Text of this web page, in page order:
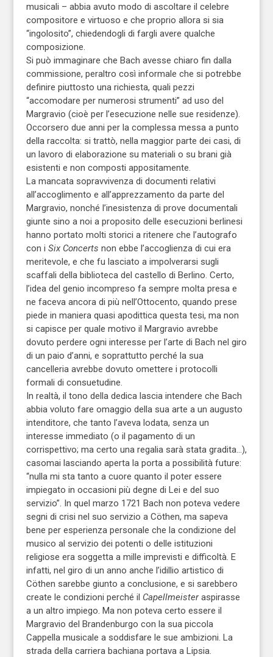
musicali – abbia avuto modo di ascoltare il celebre
compositore e virtuoso e che proprio allora si sia
“ingolosito”, chiedendogli di fargli avere qualche
composizione.
Si può immaginare che Bach avesse chiaro fin dalla
commissione, peraltro così informale che si potrebbe
definire piuttosto una richiesta, quali pezzi
“accomodare per numerosi strumenti” ad uso del
Margravio (cioè per l’esecuzione nelle sue residenze).
Occorsero due anni per la complessa messa a punto
della raccolta: si trattò, nella maggior parte dei casi, di
un lavoro di elaborazione su materiali o su brani già
esistenti e non composti appositamente.
La mancata sopravvivenza di documenti relativi
all’accoglimento e all’apprezzamento da parte del
Margravio, nonché l’inesistenza di prove documentali
giunte sino a noi a proposito delle esecuzioni berlinesi
hanno portato molti storici a ritenere che l’autografo
con i Six Concerts non ebbe l’accoglienza di cui era
meritevole, e che fu lasciato a impolverarsi sugli
scaffali della biblioteca del castello di Berlino. Certo,
l’idea del genio incompreso fa sempre molta presa e
ne faceva ancora di più nell’Ottocento, quando prese
piede in maniera quasi apodittica questa tesi, ma non
si capisce per quale motivo il Margravio avrebbe
dovuto perdere ogni interesse per l’arte di Bach nel giro
di un paio d’anni, e soprattutto perché la sua
cancelleria avrebbe dovuto omettere i protocolli
formali di consuetudine.
In realtà, il tono della dedica lascia intendere che Bach
abbia voluto fare omaggio della sua arte a un augusto
intenditore, che tanto l’aveva lodata, senza un
interesse immediato (o il pagamento di un
corrispettivo; ma certo una regalia sarà stata gradita…),
casomai lasciando aperta la porta a possibilità future:
“nulla mi sta tanto a cuore quanto il poter essere
impiegato in occasioni più degne di Lei e del suo
servizio”. In quel marzo 1721 Bach non poteva vedere
segni di crisi nel suo servizio a Cöthen, ma sapeva
bene per esperienza personale che la condizione del
musico al servizio dei potenti o delle istituzioni
religiose era soggetta a mille imprevisti e difficoltà. E
infatti, nel giro di un anno anche l’idillio artistico di
Cöthen sarebbe giunto a conclusione, e si sarebbero
create le condizioni perché il Capellmeisteraspirasse
a un altro impiego. Ma non poteva certo essere il
Margravio del Brandenburgo con la sua piccola
Cappella musicale a soddisfare le sue ambizioni. La
strada della carriera bachiana portava a Lipsia.